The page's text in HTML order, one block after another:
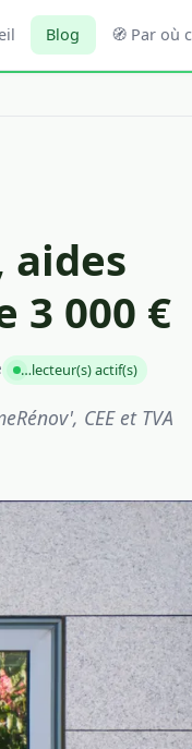
Blog 🧭 Par où
aides
3 000 €
…lecteur(s) actif(s)
CEE et TVA